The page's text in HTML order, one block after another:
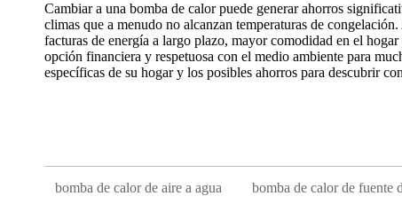
Cambiar a una bomba de calor puede generar ahorros
climas que a menudo no alcanzan temperaturas de
facturas de energía a largo plazo, mayor comodidad en el
opción financiera y respetuosa con el medio ambiente para
específicas de su hogar y los posibles ahorros para descubrir
bomba de calor de aire a agua bomba de calor de fuente